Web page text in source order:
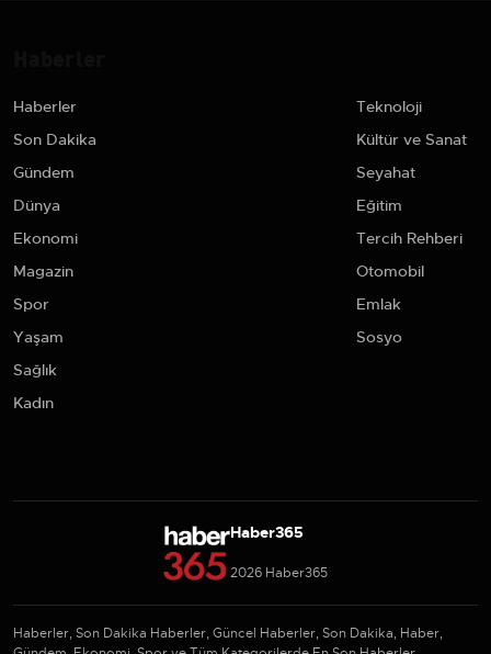
Haberler
Son Dakika
Gündem
Dünya
Ekonomi
Magazin
Spor
Yaşam
Sağlık
Kadın
Teknoloji
Kültür ve Sanat
Seyahat
Eğitim
Tercih Rehberi
Otomobil
Emlak
Sosyo
Haber365
2026 Haber365
Haberler, Son Dakika Haberler, Güncel Haberler, Son Dakika, Haber,